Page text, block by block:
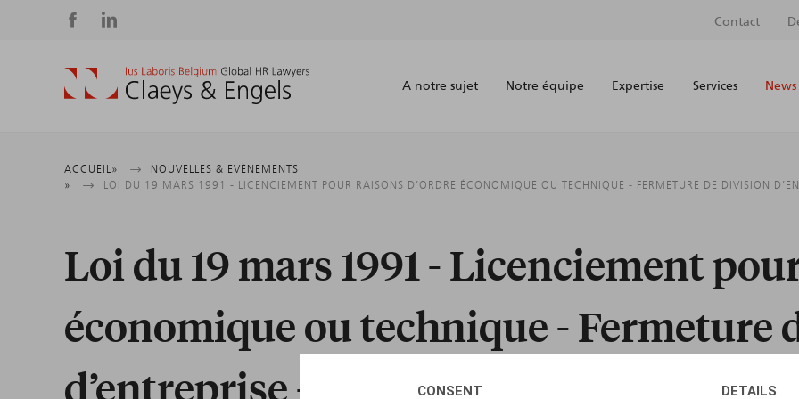
CONSENT DETAILS
Social
media
Contact
A notre sujet Notre équipe Expertise Services
Fil
ACCUEIL
NOUVELLES & EVÈNEMENTS
LOI DU 19 MARS 1991 - LICENCIEMENT POUR RAISONS D’ORDRE ÉCONOMIQUE OU TECHNIQUE - FERMETURE DE DIVISION
Loi du 19 mars 1991 - Licenciement
économique ou technique - Fermeture
d’entreprise - Jurisprudence récente